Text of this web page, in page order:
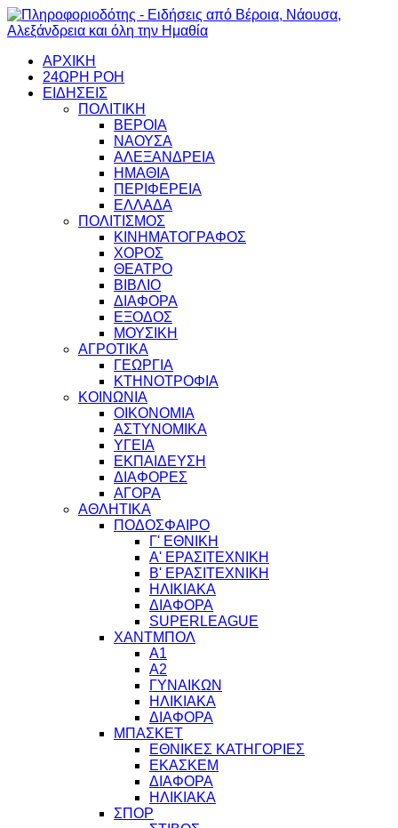
ΑΡΧΙΚΗ
24ΩΡΗ ΡΟΗ
ΕΙΔΗΣΕΙΣ
ΠΟΛΙΤΙΚΗ
ΒΕΡΟΙΑ
ΝΑΟΥΣΑ
ΑΛΕΞΑΝΔΡΕΙΑ
ΗΜΑΘΙΑ
ΠΕΡΙΦΕΡΕΙΑ
ΕΛΛΑΔΑ
ΠΟΛΙΤΙΣΜΟΣ
ΚΙΝΗΜΑΤΟΓΡΑΦΟΣ
ΧΟΡΟΣ
ΘΕΑΤΡΟ
ΒΙΒΛΙΟ
ΔΙΑΦΟΡΑ
ΕΞΟΔΟΣ
ΜΟΥΣΙΚΗ
ΑΓΡΟΤΙΚΑ
ΓΕΩΡΓΙΑ
ΚΤΗΝΟΤΡΟΦΙΑ
ΚΟΙΝΩΝΙΑ
ΟΙΚΟΝΟΜΙΑ
ΑΣΤΥΝΟΜΙΚΑ
ΥΓΕΙΑ
ΕΚΠΑΙΔΕΥΣΗ
ΔΙΑΦΟΡΕΣ
ΑΓΟΡΑ
ΑΘΛΗΤΙΚΑ
ΠΟΔΟΣΦΑΙΡΟ
Γ' ΕΘΝΙΚΗ
Α' ΕΡΑΣΙΤΕΧΝΙΚΗ
Β' ΕΡΑΣΙΤΕΧΝΙΚΗ
ΗΛΙΚΙΑΚΑ
ΔΙΑΦΟΡΑ
SUPERLEAGUE
ΧΑΝΤΜΠΟΛ
Α1
Α2
ΓΥΝΑΙΚΩΝ
ΗΛΙΚΙΑΚΑ
ΔΙΑΦΟΡΑ
ΜΠΑΣΚΕΤ
ΕΘΝΙΚΕΣ ΚΑΤΗΓΟΡΙΕΣ
ΕΚΑΣΚΕΜ
ΔΙΑΦΟΡΑ
ΗΛΙΚΙΑΚΑ
ΣΠΟΡ